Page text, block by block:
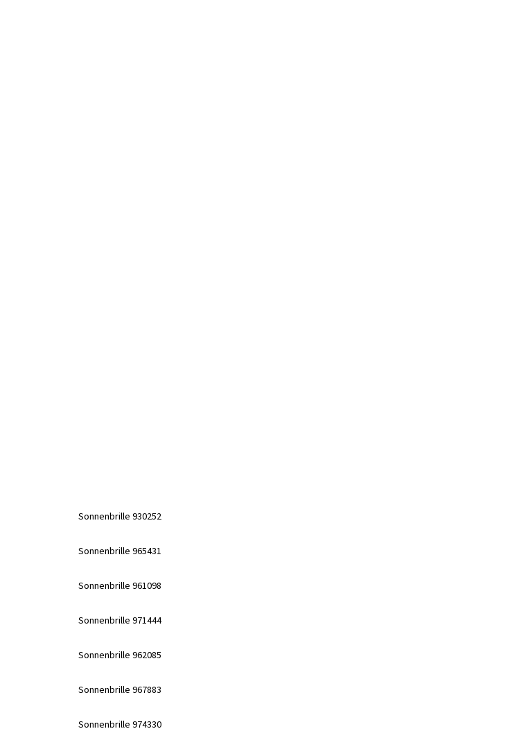
Sonnenbrille 930252
Sonnenbrille 965431
Sonnenbrille 961098
Sonnenbrille 971444
Sonnenbrille 962085
Sonnenbrille 967883
Sonnenbrille 974330